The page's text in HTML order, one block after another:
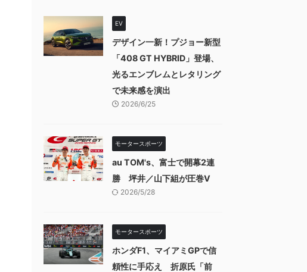
EV
デザイン一新！プジョー新型
「408 GT HYBRID」登場、
光るエンブレムとレタリング
で未来感を演出
2026/6/25
モータースポーツ
au TOM's、富士で開幕2連
勝 坪井／山下組が圧巻V
2026/5/28
モータースポーツ
ホンダF1、マイアミGPで信
頼性に手応え 折原氏「前